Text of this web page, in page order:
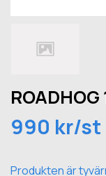
990 kr/st
Produkten är